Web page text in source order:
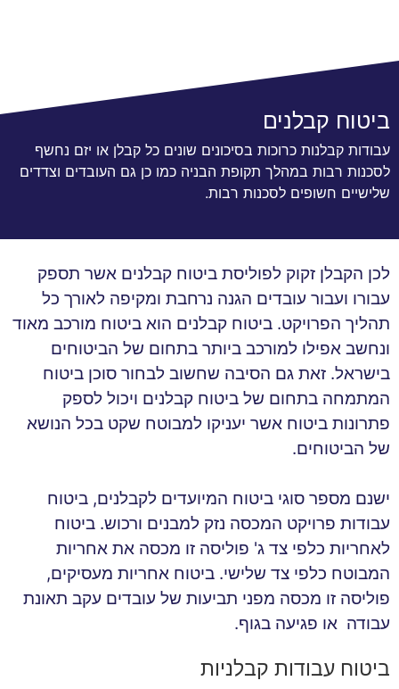
ביטוח קבלנים
עבודות קבלנות כרוכות בסיכונים שונים כל קבלן או יזם נחשף
לסכנות רבות במהלך תקופת הבניה כמו כן גם העובדים וצדדים
שלישיים חשופים לסכנות רבות.
לכן הקבלן זקוק לפוליסת ביטוח קבלנים אשר תספק
עבורו ועבור עובדים הגנה נרחבת ומקיפה לאורך כל
תהליך הפרויקט. ביטוח קבלנים הוא ביטוח מורכב מאוד
ונחשב אפילו למורכב ביותר בתחום של הביטוחים
בישראל. זאת גם הסיבה שחשוב לבחור סוכן ביטוח
המתמחה בתחום של ביטוח קבלנים ויכול לספק
פתרונות ביטוח אשר יעניקו למבוטח שקט בכל הנושא
של הביטוחים.
ישנם מספר סוגי ביטוח המיועדים לקבלנים, ביטוח
עבודות פרויקט המכסה נזק למבנים ורכוש. ביטוח
לאחריות כלפי צד ג' פוליסה זו מכסה את אחריות
המבוטח כלפי צד שלישי. ביטוח אחריות מעסיקים,
פוליסה זו מכסה מפני תביעות של עובדים עקב תאונת
עבודה או פגיעה בגוף.
ביטוח עבודות קבלניות